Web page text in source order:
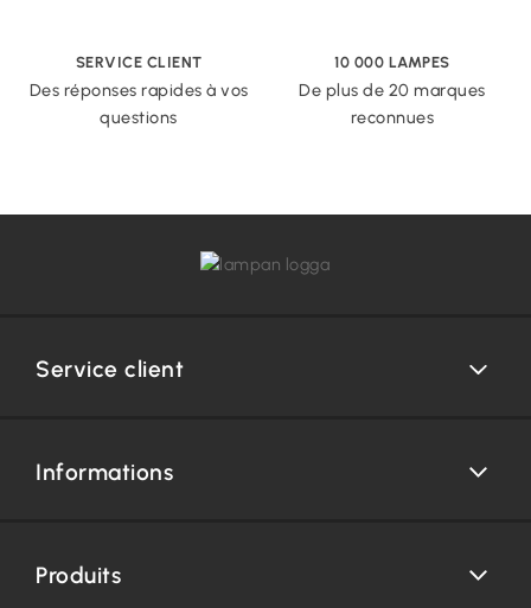
SERVICE CLIENT
Des réponses rapides à vos
questions
10 000 LAMPES
De plus de 20 marques
reconnues
Service client
Informations
Produits